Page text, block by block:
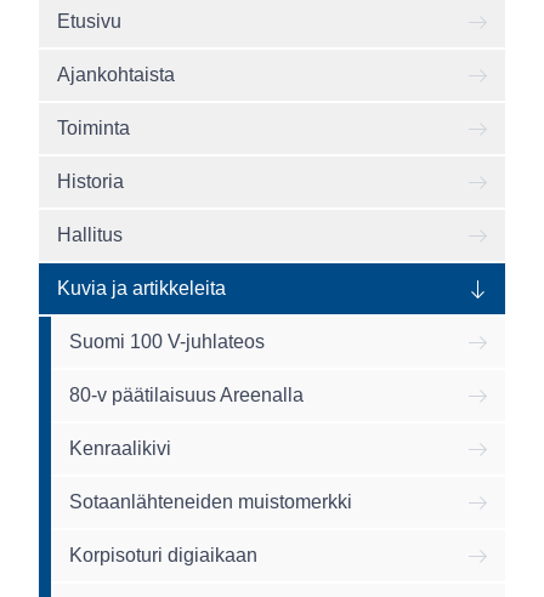
Etusivu
Ajankohtaista
Toiminta
Historia
Hallitus
Kuvia ja artikkeleita
Suomi 100 V-juhlateos
80-v päätilaisuus Areenalla
Kenraalikivi
Sotaanlähteneiden muistomerkki
Korpisoturi digiaikaan